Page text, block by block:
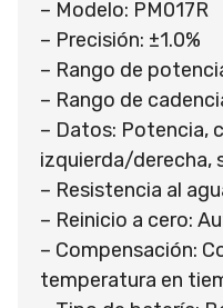
– Modelo: PM017R
– Precisión: ±1.0%
– Rango de
– Rango de
– Datos: Potencia,
izquierda/derecha,
– Resistencia al
– Reinicio a cero:
– Compensación:
temperatura en